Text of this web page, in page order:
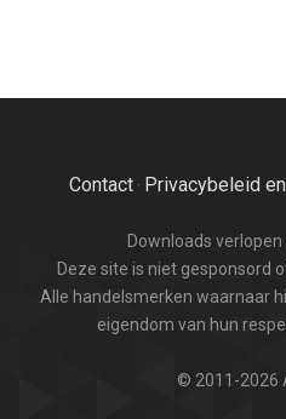
Contact· Privacybeleid
Downloads verlopen
Deze site is niet gesponsord
Alle handelsmerken waarnaar
eigendom van hun
© 2011-2026